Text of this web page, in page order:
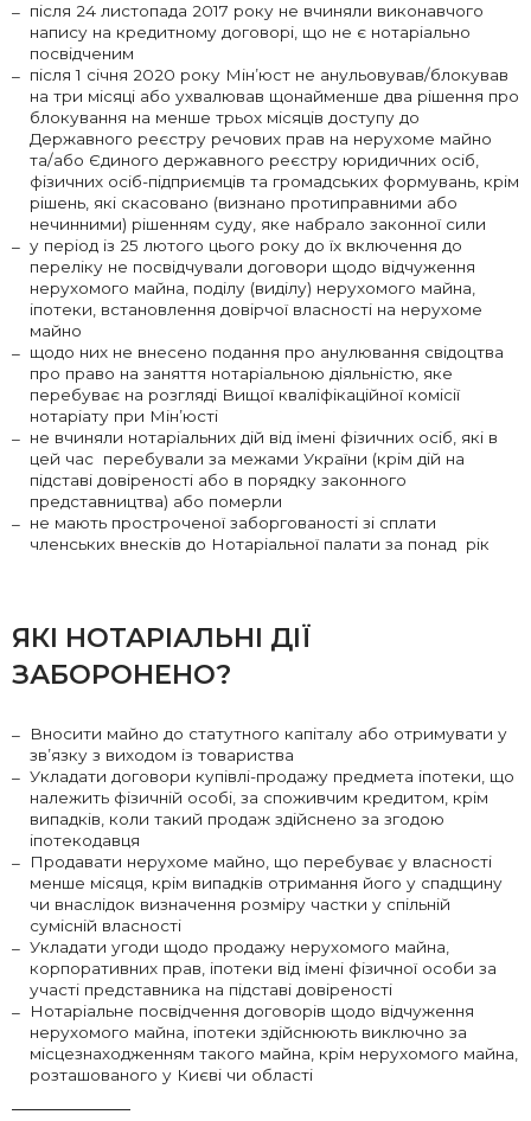
після 24 листопада 2017 року не вчиняли виконавчого
напису на кредитному договорі, що не є нотаріально
посвідченим
після 1 січня 2020 року Мін’юст не анульовував/блокував
на три місяці або ухвалював щонайменше два рішення про
блокування на менше трьох місяців доступу до
Державного реєстру речових прав на нерухоме майно
та/або Єдиного державного реєстру юридичних осіб,
фізичних осіб-підприємців та громадських формувань, крім
рішень, які скасовано (визнано протиправними або
нечинними) рішенням суду, яке набрало законної сили
у період із 25 лютого цього року до їх включення до
переліку не посвідчували договори щодо відчуження
нерухомого майна, поділу (виділу) нерухомого майна,
іпотеки, встановлення довірчої власності на нерухоме
майно
щодо них не внесено подання про анулювання свідоцтва
про право на заняття нотаріальною діяльністю, яке
перебуває на розгляді Вищої кваліфікаційної комісії
нотаріату при Мін’юсті
не вчиняли нотаріальних дій від імені фізичних осіб, які в
цей час перебували за межами України (крім дій на
підставі довіреності або в порядку законного
представництва) або померли
не мають простроченої заборгованості зі сплати
членських внесків до Нотаріальної палати за понад рік
ЯКІ НОТАРІАЛЬНІ ДІЇ
ЗАБОРОНЕНО?
Вносити майно до статутного капіталу або отримувати у
зв’язку з виходом із товариства
Укладати договори купівлі-продажу предмета іпотеки, що
належить фізичній особі, за споживчим кредитом, крім
випадків, коли такий продаж здійснено за згодою
іпотекодавця
Продавати нерухоме майно, що перебуває у власності
менше місяця, крім випадків отримання його у спадщину
чи внаслідок визначення розміру частки у спільній
сумісній власності
Укладати угоди щодо продажу нерухомого майна,
корпоративних прав, іпотеки від імені фізичної особи за
участі представника на підставі довіреності
Нотаріальне посвідчення договорів щодо відчуження
нерухомого майна, іпотеки здійснюють виключно за
місцезнаходженням такого майна, крім нерухомого майна,
розташованого у Києві чи області